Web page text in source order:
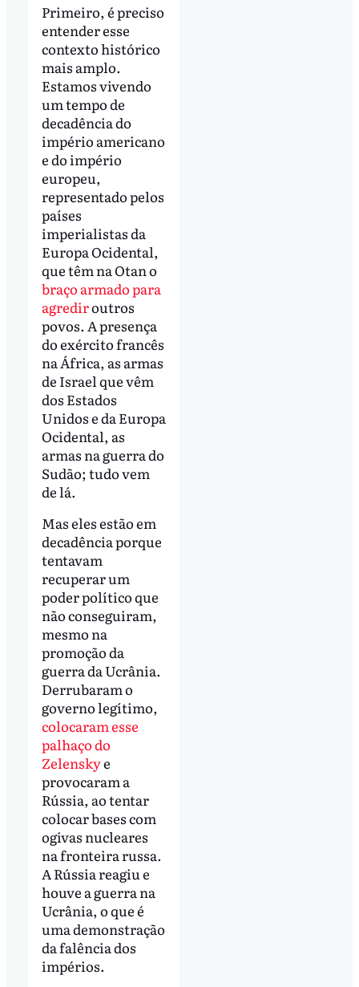
Primeiro, é preciso
entender esse
contexto histórico
mais amplo.
Estamos vivendo
um tempo de
decadência do
império americano
e do império
europeu,
representado pelos
países
imperialistas da
Europa Ocidental,
que têm na Otan o
braço armado para
agrediroutros
povos. A presença
do exército francês
na África, as armas
de Israel que vêm
dos Estados
Unidos e da Europa
Ocidental, as
armas na guerra do
Sudão; tudo vem
de lá.
Mas eles estão em
decadência porque
tentavam
recuperar um
poder político que
não conseguiram,
mesmo na
promoção da
guerra da Ucrânia.
Derrubaram o
governo legítimo,
colocaram esse
palhaço do
Zelenskye
provocaram a
Rússia, ao tentar
colocar bases com
ogivas nucleares
na fronteira russa.
A Rússia reagiu e
houve a guerra na
Ucrânia, o que é
uma demonstração
da falência dos
impérios.